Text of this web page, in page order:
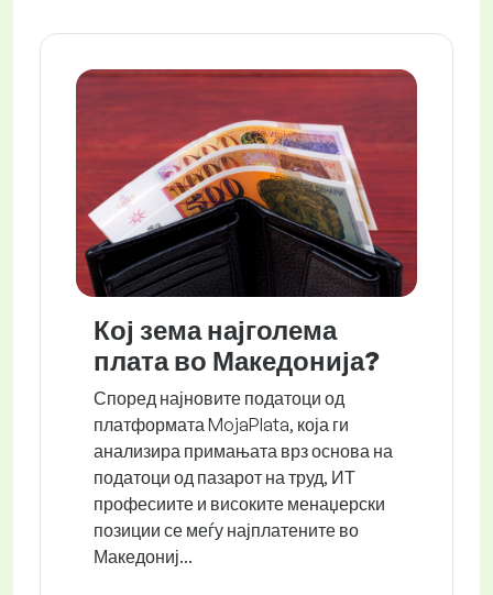
Кој зема најголема
плата во Македонија?
Според најновите податоци од
платформата MojaPlata, која ги
анализира примањата врз основа на
податоци од пазарот на труд, ИТ
професиите и високите менаџерски
позиции се меѓу најплатените во
Македониј...